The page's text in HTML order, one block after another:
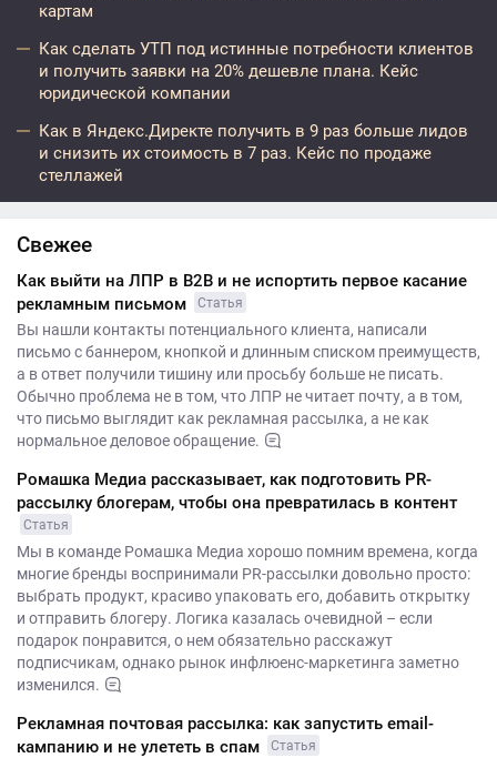
картам
Как сделать УТП под истинные потребности клиентов
и получить заявки на 20% дешевле плана. Кейс
юридической компании
Как в Яндекс.Директе получить в 9 раз больше лидов
и снизить их стоимость в 7 раз. Кейс по продаже
стеллажей
Свежее
Как выйти на ЛПР в B2B и не испортить первое касание
рекламным письмом
Статья
Вы нашли контакты потенциального клиента, написали
письмо с баннером, кнопкой и длинным списком преимуществ,
а в ответ получили тишину или просьбу больше не писать.
Обычно проблема не в том, что ЛПР не читает почту, а в том,
что письмо выглядит как рекламная рассылка, а не как
нормальное деловое обращение.
Ромашка Медиа рассказывает, как подготовить PR-
рассылку блогерам, чтобы она превратилась в контент
Статья
Мы в команде Ромашка Медиа хорошо помним времена, когда
многие бренды воспринимали PR-рассылки довольно просто:
выбрать продукт, красиво упаковать его, добавить открытку
и отправить блогеру. Логика казалась очевидной – если
подарок понравится, о нем обязательно расскажут
подписчикам, однако рынок инфлюенс-маркетинга заметно
изменился.
Рекламная почтовая рассылка: как запустить email-
кампанию и не улететь в спам
Статья